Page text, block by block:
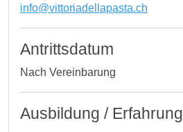
info@vittoriadellapasta.ch
Antrittsdatum
Nach Vereinbarung
Ausbildung / Erfahrung